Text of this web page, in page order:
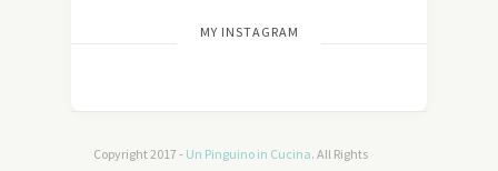
MY INSTAGRAM
[wdi_feed id=”2″]
Copyright 2017 - Un Pinguino in Cucina. All Rights